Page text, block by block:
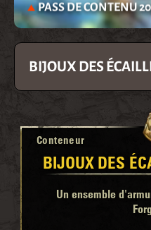
PASS DE CONTENU
BIJOUX DES
Conteneur
BIJOUX DES
Un ensemble